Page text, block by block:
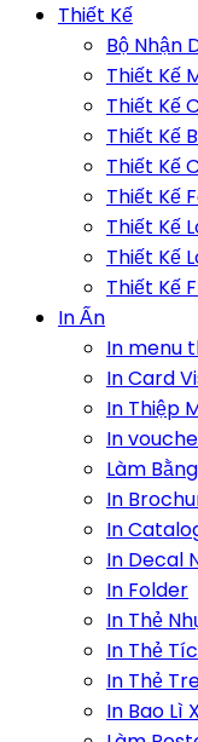
Thiết Kế
Bộ Nhận
Thiết Kế
Thiết Kế
Thiết Kế
Thiết Kế
Thiết Kế
Thiết Kế
Thiết Kế
Thiết Kế
In Ấn
In menu
In Card
In Thiệp
In
Làm
In
In
In Decal
In Folder
In Thẻ
In Thẻ
In Thẻ
In Bao Lì